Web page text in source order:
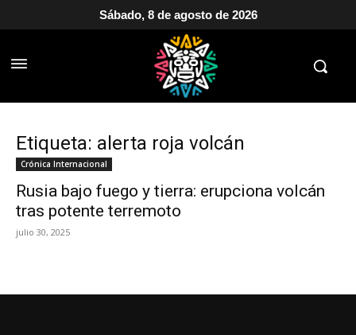
Sábado, 8 de agosto de 2026
Etiqueta: alerta roja volcán
Crónica Internacional
Rusia bajo fuego y tierra: erupciona volcán
tras potente terremoto
julio 30, 2025